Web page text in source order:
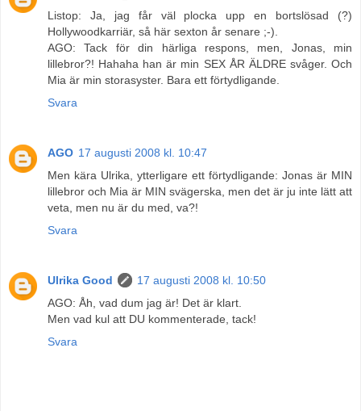
Listop: Ja, jag får väl plocka upp en bortslösad (?)
Hollywoodkarriär, så här sexton år senare ;-).
AGO: Tack för din härliga respons, men, Jonas, min
lillebror?! Hahaha han är min SEX ÅR ÄLDRE svåger. Och
Mia är min storasyster. Bara ett förtydligande.
Svara
AGO 17 augusti 2008 kl. 10:47
Men kära Ulrika, ytterligare ett förtydligande: Jonas är MIN
lillebror och Mia är MIN svägerska, men det är ju inte lätt att
veta, men nu är du med, va?!
Svara
Ulrika Good
17 augusti 2008 kl. 10:50
AGO: Åh, vad dum jag är! Det är klart.
Men vad kul att DU kommenterade, tack!
Svara